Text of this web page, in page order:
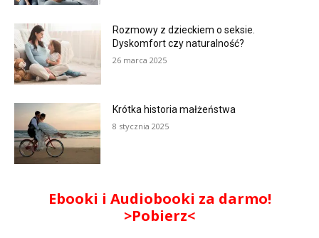
Rozmowy z dzieckiem o seksie.
Dyskomfort czy naturalność?
26 marca 2025
Krótka historia małżeństwa
8 stycznia 2025
Ebooki i Audiobooki za darmo!
>Pobierz<